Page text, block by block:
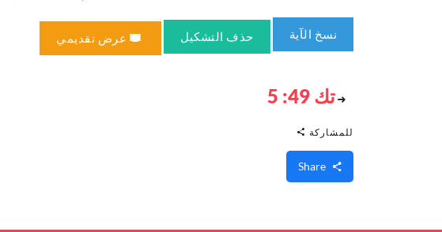
نسخ الآية حذف التشكيل عرض تقديمي
تك 49: 5
للمشاركة